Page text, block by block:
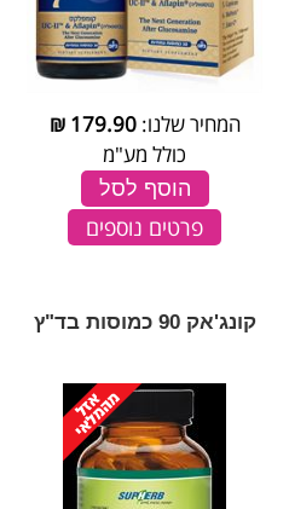
המחיר שלנו:179.90
₪
כולל מע"מ
הוסף לסל
פרטים נוספים
קונג'אק 90 כמוסות בד"ץ